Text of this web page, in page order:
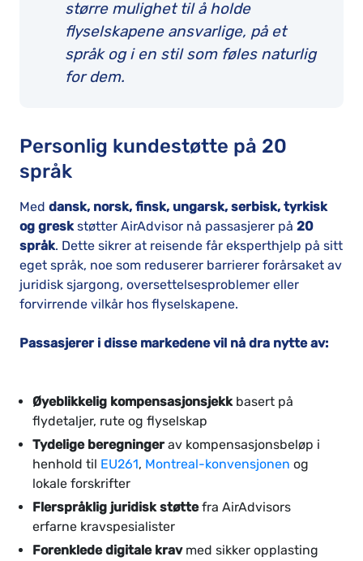
større mulighet til å holde
flyselskapene ansvarlige, på et
språk og i en stil som føles naturlig
for dem.
Personlig kundestøtte på 20
språk
Med dansk, norsk, finsk, ungarsk, serbisk, tyrkisk
og greskstøtter AirAdvisor nå passasjerer på 20
språk. Dette sikrer at reisende får eksperthjelp på sitt
eget språk, noe som reduserer barrierer forårsaket av
juridisk sjargong, oversettelsesproblemer eller
forvirrende vilkår hos flyselskapene.
Passasjerer i disse markedene vil nå dra nytte av:
Øyeblikkelig kompensasjonsjekkbasert på
flydetaljer, rute og flyselskap
Tydelige beregningerav kompensasjonsbeløp i
henhold til EU261, Montreal-konvensjonen og
lokale forskrifter
Flerspråklig juridisk støttefra AirAdvisors
erfarne kravspesialister
Forenklede digitale kravmed sikker opplasting